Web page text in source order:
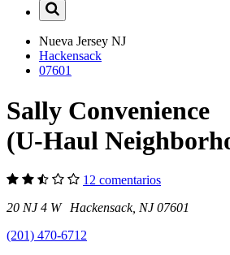
Nueva Jersey NJ
Hackensack
07601
Sally Convenience
(U-Haul
12 comentarios
20 NJ 4 W Hackensack, NJ 07601
(201) 470-6712